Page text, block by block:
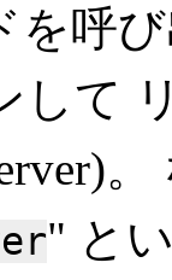
を呼
して
" と